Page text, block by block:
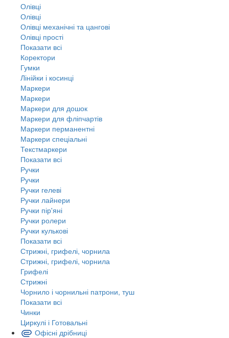
Олівці
Олівці
Олівці механічні та цангові
Олівці прості
Показати всі
Коректори
Гумки
Лінійки і косинці
Маркери
Маркери
Маркери для дошок
Маркери для фліпчартів
Маркери перманентні
Маркери спеціальні
Текстмаркери
Показати всі
Ручки
Ручки
Ручки гелеві
Ручки лайнери
Ручки пір'яні
Ручки ролери
Ручки кулькові
Показати всі
Стрижні, грифелі, чорнила
Стрижні, грифелі, чорнила
Грифелі
Стрижні
Чорнило і чорнильні патрони, туш
Показати всі
Чинки
Циркулі і Готовальні
Офісні дрібниці